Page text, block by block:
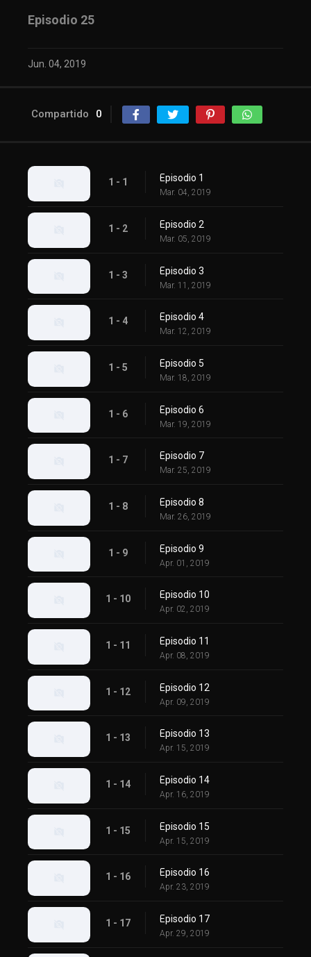
Episodio 25
Jun. 04, 2019
Compartido 0
1 - 1 Episodio 1
Mar. 04, 2019
1 - 2 Episodio 2
Mar. 05, 2019
1 - 3 Episodio 3
Mar. 11, 2019
1 - 4 Episodio 4
Mar. 12, 2019
1 - 5 Episodio 5
Mar. 18, 2019
1 - 6 Episodio 6
Mar. 19, 2019
1 - 7 Episodio 7
Mar. 25, 2019
1 - 8 Episodio 8
Mar. 26, 2019
1 - 9 Episodio 9
Apr. 01, 2019
1 - 10 Episodio 10
Apr. 02, 2019
1 - 11 Episodio 11
Apr. 08, 2019
1 - 12 Episodio 12
Apr. 09, 2019
1 - 13 Episodio 13
Apr. 15, 2019
1 - 14 Episodio 14
Apr. 16, 2019
1 - 15 Episodio 15
Apr. 15, 2019
1 - 16 Episodio 16
Apr. 23, 2019
1 - 17 Episodio 17
Apr. 29, 2019